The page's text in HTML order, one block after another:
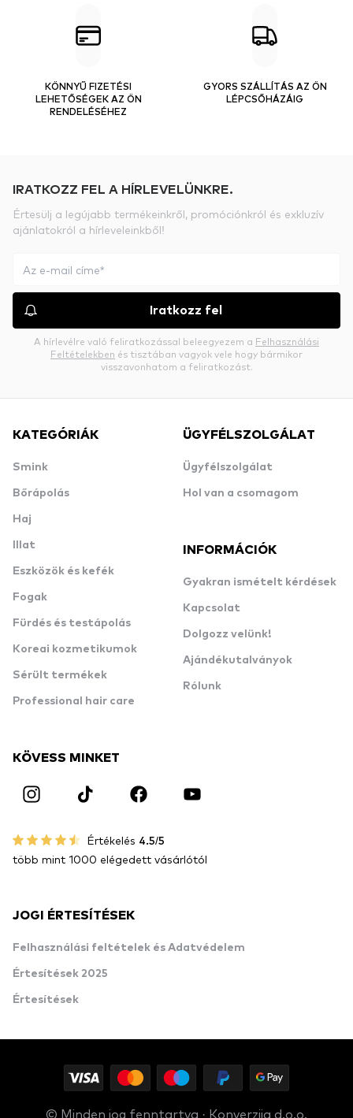
KÖNNYŰ FIZETÉSI
LEHETŐSÉGEK AZ ÖN
RENDELÉSÉHEZ
GYORS SZÁLLÍTÁS AZ ÖN
LÉPCSŐHÁZÁIG
IRATKOZZ FEL A HÍRLEVELÜNKRE.
Értesülj a legújabb termékeinkről, promóciónkról és exkluzív
ajánlatokról a hírleveleinkből!
Iratkozz fel
A hírlevélre való feliratkozással beleegyezem a Felhasználási
Feltételekben és tisztában vagyok vele hogy bármikor
visszavonhatom a feliratkozást.
KATEGÓRIÁK
Smink
Bőrápolás
Haj
Illat
Eszközök és kefék
Fogak
Fürdés és testápolás
Koreai kozmetikumok
Sérült termékek
Professional hair care
ÜGYFÉLSZOLGÁLAT
Ügyfélszolgálat
Hol van a csomagom
INFORMÁCIÓK
Gyakran ismételt kérdések
Kapcsolat
Dolgozz velünk!
Ajándékutalványok
Rólunk
KÖVESS MINKET
Értékelés 4.5/5
több mint 1000 elégedett vásárlótól
JOGI ÉRTESÍTÉSEK
Felhasználási feltételek és Adatvédelem
Értesítések 2025
Értesítések
© Minden jog fenntartva · Konverzija d.o.o.